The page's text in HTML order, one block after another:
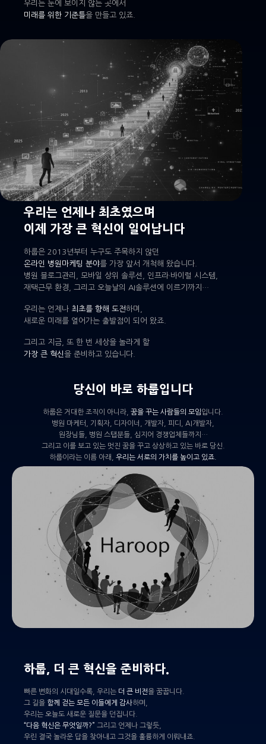
우리는 눈에 보이지 않는 곳에서
미래를 위한 기준틀을 만들고 있죠.
우리는 언제나 최초였으며
이제 가장 큰 혁신이 일어납니다
하룹은 2013년부터 누구도 주목하지 않던
온라인 병원마케팅 분야를 가장 앞서 개척해 왔습니다.
병원 블로그관리, 모바일 상위 솔루션, 인프라·바이럴 시스템,
재택근무 환경, 그리고 오늘날의 AI솔루션에 이르기까지…
우리는 언제나 최초를 향해 도전하며,
새로운 미래를 열어가는 출발점이 되어 왔죠.
그리고 지금, 또 한 번 세상을 놀라게 할
가장 큰 혁신을 준비하고 있습니다.
당신이 바로 하룹입니다
하룹은 거대한 조직이 아니라, 꿈을 꾸는 사람들의 모임입니다.
병원 마케터, 기획자, 디자이너, 개발자, 피디, AI개발자,
원장님들, 병원 스탭분들, 심지어 경쟁업체들까지…
그리고 이를 보고 있는 멋진 꿈을 꾸고 상상하고 있는 바로 당신.
하룹이라는 이름 아래, 우리는 서로의 가치를 높이고 있죠.
하룹, 더 큰 혁신을 준비하다.
빠른 변화의 시대일수록, 우리는 더 큰 비전을 꿈꿉니다.
그 길을 함께 걷는 모든 이들에게 감사하며,
우리는 오늘도 새로운 질문을 던집니다.
“다음 혁신은 무엇일까?” 그리고 언제나 그렇듯,
우린 결국 놀라운 답을 찾아내고 그것을 훌륭하게 이뤄내죠.